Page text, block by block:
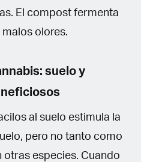
El compost fermenta
olores.
suelo y
al suelo estimula la
pero no tanto como
especies. Cuando